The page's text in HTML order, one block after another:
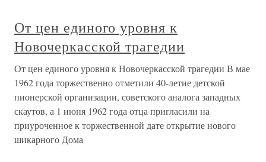
От цен единого уровня к
Новочеркасской трагедии
От цен единого уровня к Новочеркасской трагедии В мае
1962 года торжественно отметили 40-летие детской
пионерской организации, советского аналога западных
скаутов, а 1 июня 1962 года отца пригласили на
приуроченное к торжественной дате открытие нового
шикарного Дома